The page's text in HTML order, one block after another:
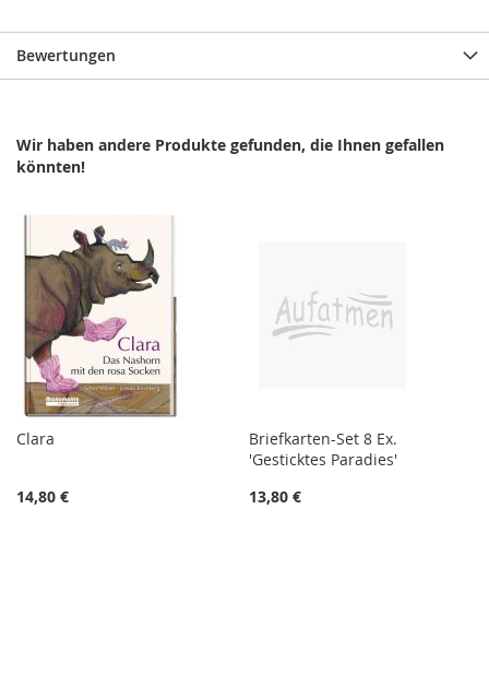
Bewertungen
Wir haben andere Produkte gefunden, die Ihnen gefallen
könnten!
Clara
14,80 €
Briefkarten-Set 8 Ex.
'Gesticktes Paradies'
13,80 €